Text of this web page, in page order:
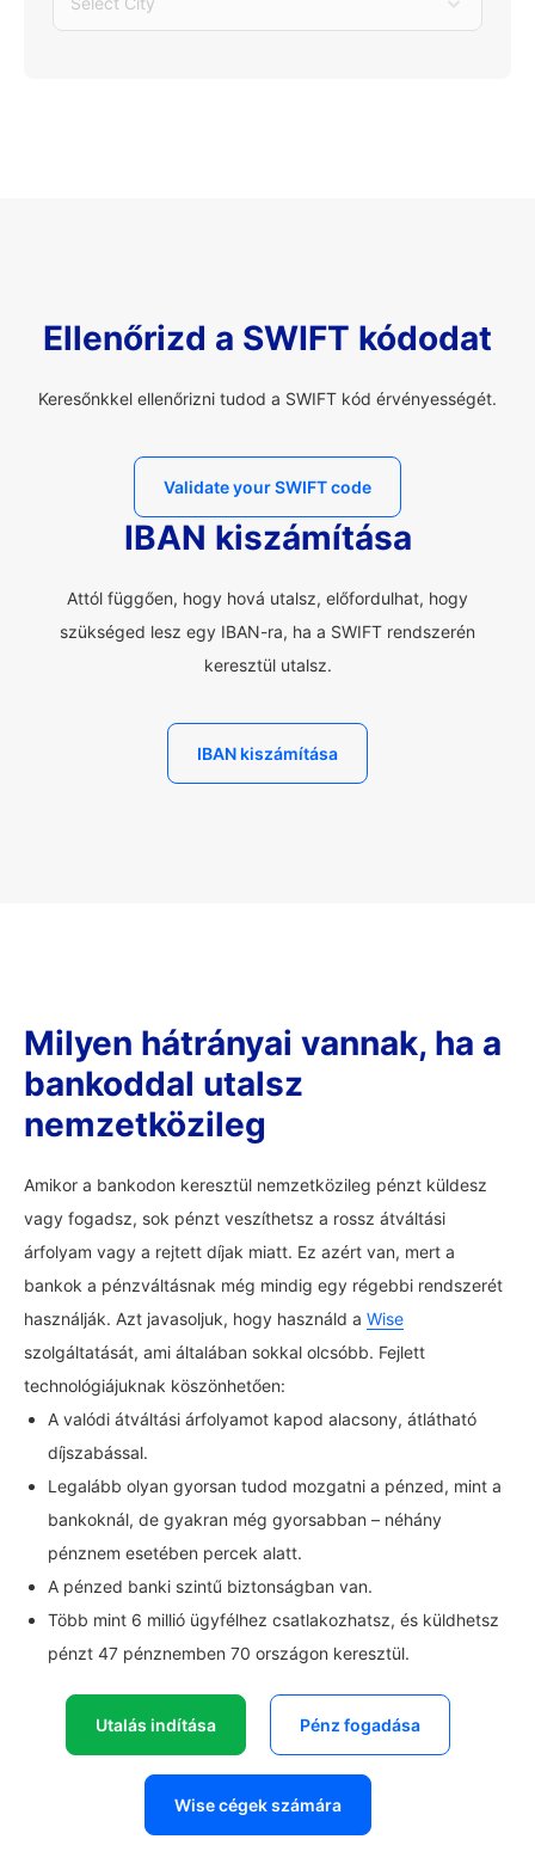
Ellenőrizd a SWIFT kódodat
Keresőnkkel ellenőrizni tudod a SWIFT kód érvényességét.
Validate your SWIFT code
IBAN kiszámítása
Attól függően, hogy hová utalsz, előfordulhat, hogy
szükséged lesz egy IBAN-ra, ha a SWIFT rendszerén
keresztül utalsz.
IBAN kiszámítása
Milyen hátrányai vannak, ha a
bankoddal utalsz
nemzetközileg
Amikor a bankodon keresztül nemzetközileg pénzt küldesz
vagy fogadsz, sok pénzt veszíthetsz a rossz átváltási
árfolyam vagy a rejtett díjak miatt. Ez azért van, mert a
bankok a pénzváltásnak még mindig egy régebbi rendszerét
használják. Azt javasoljuk, hogy használd a Wise
szolgáltatását, ami általában sokkal olcsóbb. Fejlett
technológiájuknak köszönhetően:
A valódi átváltási árfolyamot kapod alacsony, átlátható
díjszabással.
Legalább olyan gyorsan tudod mozgatni a pénzed, mint a
bankoknál, de gyakran még gyorsabban – néhány
pénznem esetében percek alatt.
A pénzed banki szintű biztonságban van.
Több mint 6 millió ügyfélhez csatlakozhatsz, és küldhetsz
pénzt 47 pénznemben 70 országon keresztül.
Utalás indítása Pénz fogadása
Wise cégek számára